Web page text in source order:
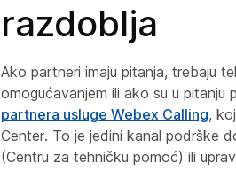
razdoblja
Ako partneri imaju pitanja, trebaju
omogućavanjem ili ako su u pitanju
partnera usluge Webex Calling,
Center. To je jedini kanal podrške
(Centru za tehničku pomoć) ili